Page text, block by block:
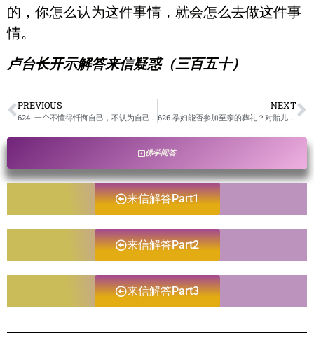
的，你怎么认为这件事情，就会怎么去做这件事
情。
卢台长开示解答来信疑惑（三百五十）
PREVIOUS NEXT
626.孕妇能否参加至亲的葬礼？对胎儿有什么影响吗？ /卢台长开示解答来信疑惑
佛学问答
来信解答Part1
来信解答Part2
来信解答Part3